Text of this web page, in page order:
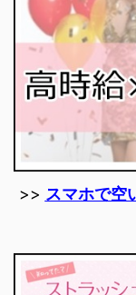
>> スマホで空